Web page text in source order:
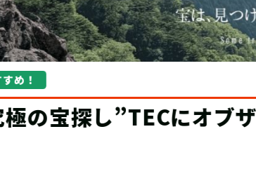
ーバー制度が登場！